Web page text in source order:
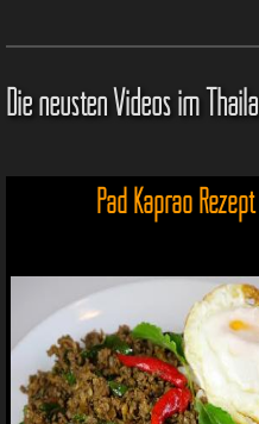
Die neusten Videos im
Pad Kaprao